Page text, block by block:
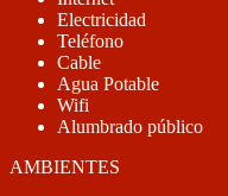
Electricidad
Teléfono
Cable
Agua Potable
Wifi
Alumbrado público
AMBIENTES